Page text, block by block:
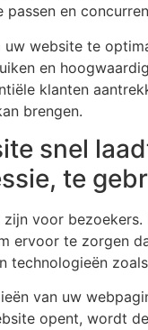
passen en
website te
en
klanten
brengen.
snel
te
voor
ervoor te zorgen
van uw
opent, wordt